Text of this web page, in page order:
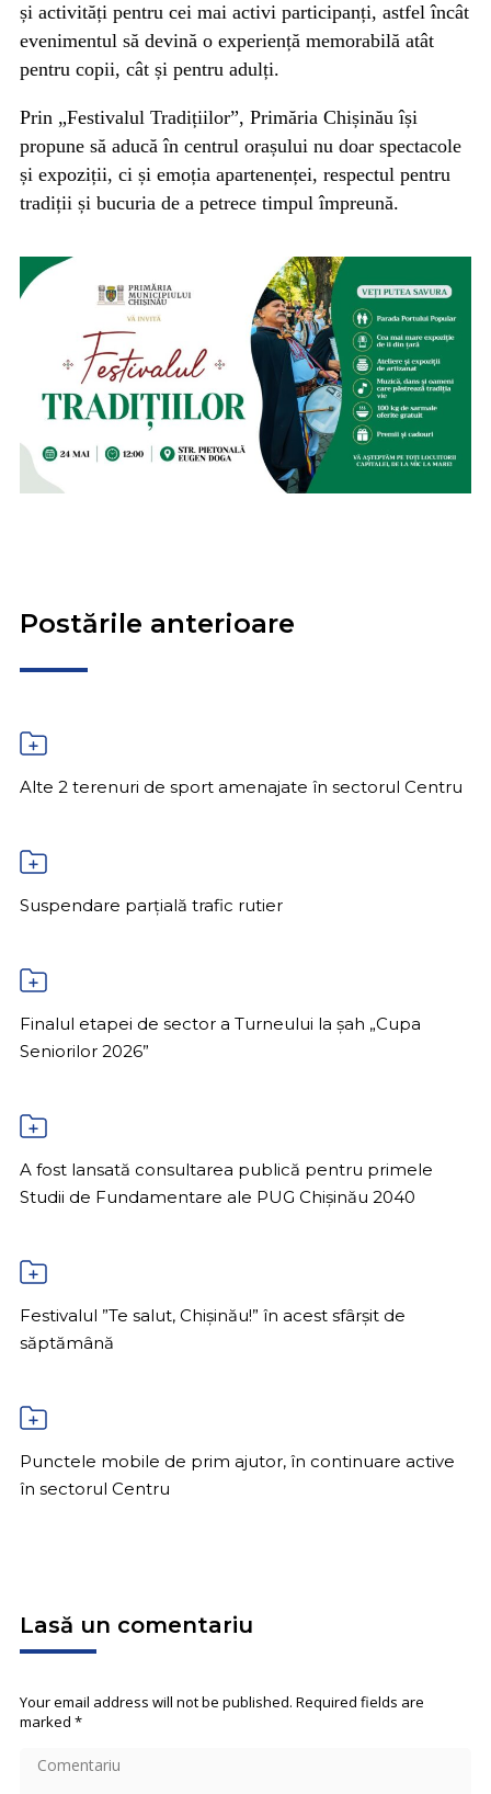
și activități pentru cei mai activi participanți, astfel încât
evenimentul să devină o experiență memorabilă atât
pentru copii, cât și pentru adulți.
Prin „Festivalul Tradițiilor”, Primăria Chișinău își
propune să aducă în centrul orașului nu doar spectacole
și expoziții, ci și emoția apartenenței, respectul pentru
tradiții și bucuria de a petrece timpul împreună.
Postările anterioare
Alte 2 terenuri de sport amenajate în sectorul Centru
Suspendare parțială trafic rutier
Finalul etapei de sector a Turneului la șah „Cupa
Seniorilor 2026”
A fost lansată consultarea publică pentru primele
Studii de Fundamentare ale PUG Chișinău 2040
Festivalul ”Te salut, Chișinău!” în acest sfârșit de
săptămână
Punctele mobile de prim ajutor, în continuare active
în sectorul Centru
Lasă un comentariu
Your email address will not be published. Required fields are
marked *
Comentariu